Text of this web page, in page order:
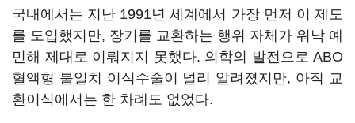
국내에서는 지난 1991년 세계에서 가장 먼저 이 제도
를 도입했지만, 장기를 교환하는 행위 자체가 워낙 예
민해 제대로 이뤄지지 못했다. 의학의 발전으로 ABO
혈액형 불일치 이식수술이 널리 알려졌지만, 아직 교
환이식에서는 한 차례도 없었다.